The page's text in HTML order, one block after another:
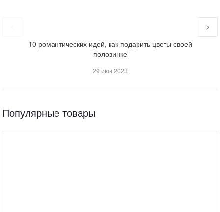
10 романтических идей, как подарить цветы своей
половинке
29 июн 2023
Популярные товары